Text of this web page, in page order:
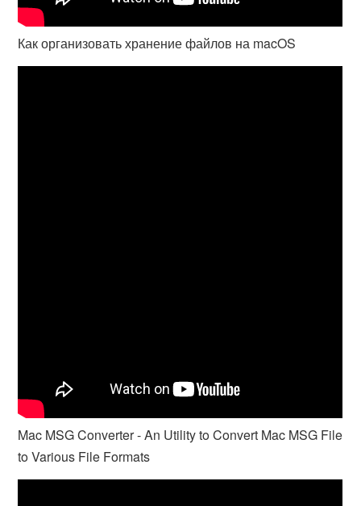
Как организовать хранение файлов на macOS
Mac MSG Converter - An Utility to Convert Mac MSG File
to Various File Formats